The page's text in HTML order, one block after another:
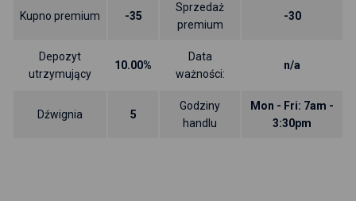
Kupno premium -35
Sprzedaż
premium
-30
Depozyt
utrzymujący
10.00%
Data
ważności:
n/a
Dźwignia 5
Godziny
handlu
Mon - Fri: 7am -
3:30pm